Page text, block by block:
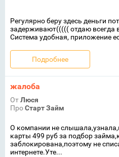
Регулярно беру здесь деньги
задерживают((((( отдаю всегда
Система удобная, приложение
Подробнее
жалоба
ОтЛюся
ПроСтарт Займ
О компании не
карты 499 руб за подбор
заблокирована,поэтому не
интернете.Уте...